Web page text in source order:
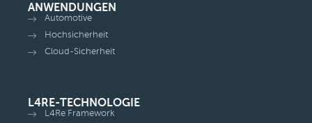
ANWENDUNGEN
Automotive
Hochsicherheit
Cloud-Sicherheit
L4RE-TECHNOLOGIE
L4Re Framework